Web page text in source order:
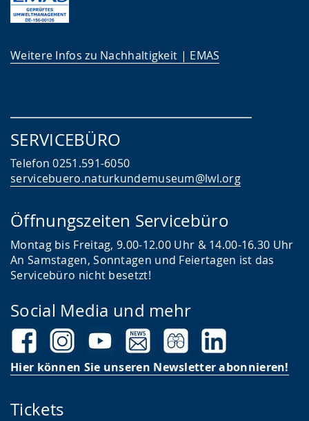
Weitere Infos zu Nachhaltigkeit | EMAS
SERVICEBÜRO
Telefon 0251.591-6050
servicebuero.naturkundemuseum@lwl.org
Öffnungszeiten Servicebüro
Montag bis Freitag, 9.00-12.00 Uhr & 14.00-16.30 Uhr
An Samstagen, Sonntagen und Feiertagen ist das
Servicebüro nicht besetzt!
Social Media und mehr
Hier können Sie unseren Newsletter abonnieren!
Tickets